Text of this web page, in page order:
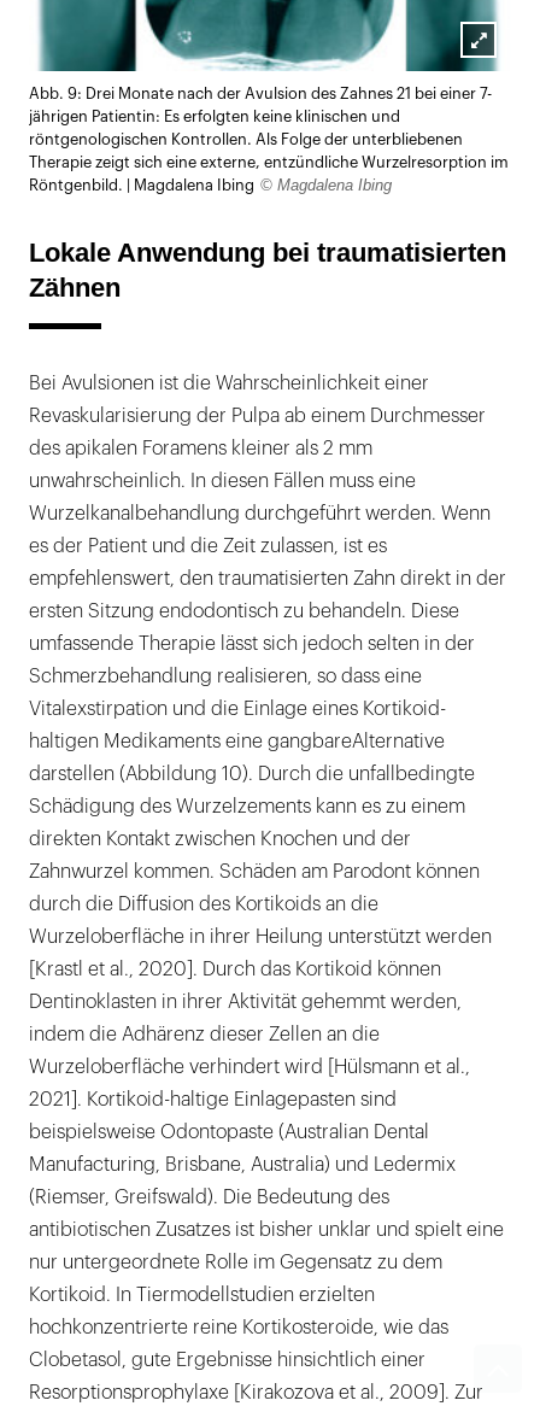
öffnen
Abb. 9: Drei Monate nach der Avulsion des Zahnes 21 bei einer 7-
jährigen Patientin: Es erfolgten keine klinischen und
röntgenologischen Kontrollen. Als Folge der unterbliebenen
Therapie zeigt sich eine externe, entzündliche Wurzelresorption im
Röntgenbild. | Magdalena Ibing © Magdalena Ibing
Lokale Anwendung bei traumatisierten
Zähnen
Bei Avulsionen ist die Wahrscheinlichkeit einer
Revaskularisierung der Pulpa ab einem Durchmesser
des apikalen Foramens kleiner als 2 mm
unwahrscheinlich. In diesen Fällen muss eine
Wurzelkanalbehandlung durchgeführt werden. Wenn
es der Patient und die Zeit zulassen, ist es
empfehlenswert, den traumatisierten Zahn direkt in der
ersten Sitzung endodontisch zu behandeln. Diese
umfassende Therapie lässt sich jedoch selten in der
Schmerzbehandlung realisieren, so dass eine
Vitalexstirpation und die Einlage eines Kortikoid-
haltigen Medikaments eine gangbareAlternative
darstellen (Abbildung 10). Durch die unfallbedingte
Schädigung des Wurzelzements kann es zu einem
direkten Kontakt zwischen Knochen und der
Zahnwurzel kommen. Schäden am Parodont können
durch die Diffusion des Kortikoids an die
Wurzeloberfläche in ihrer Heilung unterstützt werden
[Krastl et al., 2020]. Durch das Kortikoid können
Dentinoklasten in ihrer Aktivität gehemmt werden,
indem die Adhärenz dieser Zellen an die
Wurzeloberfläche verhindert wird [Hülsmann et al.,
2021]. Kortikoid-haltige Einlagepasten sind
beispielsweise Odontopaste (Australian Dental
Manufacturing, Brisbane, Australia) und Ledermix
(Riemser, Greifswald). Die Bedeutung des
antibiotischen Zusatzes ist bisher unklar und spielt eine
nur untergeordnete Rolle im Gegensatz zu dem
Kortikoid. In Tiermodellstudien erzielten
hochkonzentrierte reine Kortikosteroide, wie das
Clobetasol, gute Ergebnisse hinsichtlich einer
Resorptionsprophylaxe [Kirakozova et al., 2009]. Zur